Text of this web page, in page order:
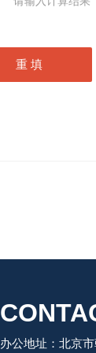
办公地址：北京